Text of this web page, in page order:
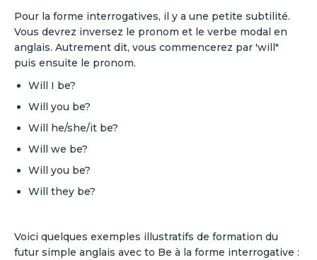
Pour la forme interrogatives, il y a une petite subtilité.
Vous devrez inversez le pronom et le verbe modal en
anglais. Autrement dit, vous commencerez par 'will"
puis ensuite le pronom.
Will I be?
Will you be?
Will he/she/it be?
Will we be?
Will you be?
Will they be?
Voici quelques exemples illustratifs de formation du
futur simple anglais avec to Be à la forme interrogative :